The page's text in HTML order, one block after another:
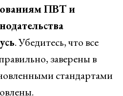
ПВТ и
. Убедитесь, что все
заверены в
стандартами